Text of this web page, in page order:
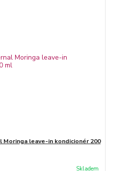
Moringa leave-in kondicionér 200
Skladem